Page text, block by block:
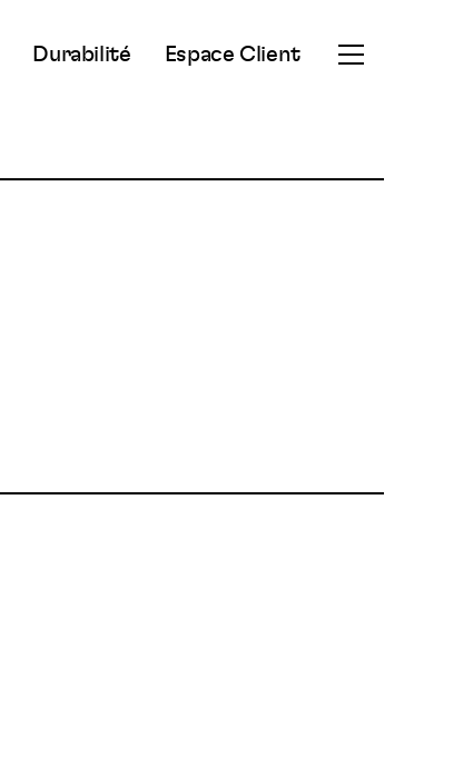
Durabilité Espace Client
Ouvrir